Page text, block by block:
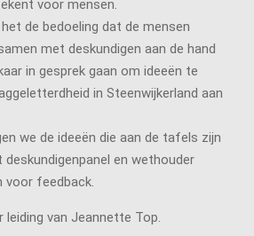
voor mensen.
de bedoeling dat de mensen
met deskundigen aan de hand
in gesprek gaan om ideeën te
in Steenwijkerland aan
we de ideeën die aan de tafels zijn
en wethouder
voor feedback.
van Jeannette Top.